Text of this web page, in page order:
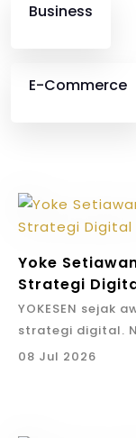
Business
E-Commerce
Yoke
Strategi
YOKESEN sejak
strategi digital.
identitas Yoke
08 Jul 2026